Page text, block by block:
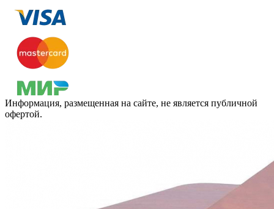
Информация, размещенная на сайте, не является публичной
офертой.